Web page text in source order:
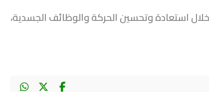
استعادة وتحسين الحركة والوظائف الجسدية،